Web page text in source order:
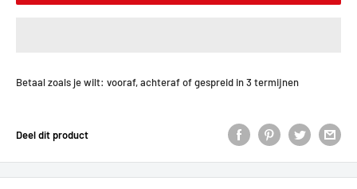
Betaal zoals je wilt: vooraf, achteraf of gespreid in 3 termijnen
Deel dit product